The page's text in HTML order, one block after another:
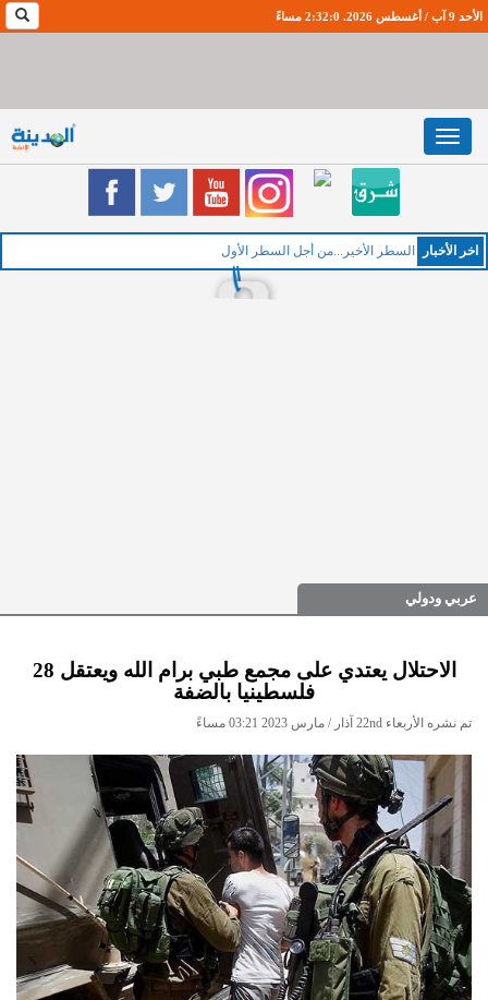
الأحد 9 آب / أغسطس 2026. 2:32:1 مساءً
Toggle
navigation
اخر اﻷخبار السطر الأخير...من أجل السطر الأول
عربي ودولي
الاحتلال يعتدي على مجمع طبي برام الله ويعتقل 28
فلسطينيا بالضفة
تم نشره الأربعاء 22nd آذار / مارس 2023 03:21 مساءً